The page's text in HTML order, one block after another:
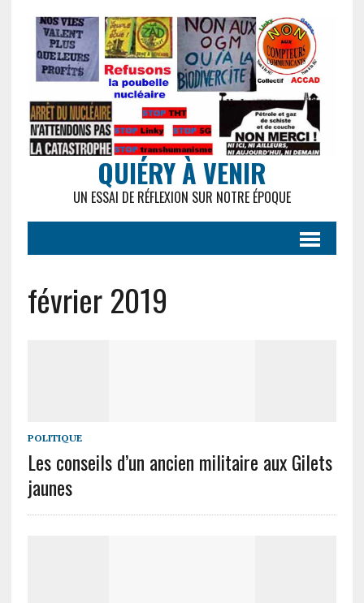
QUIÉRY À VENIR
UN ESSAI DE RÉFLEXION SUR NOTRE ÉPOQUE
février 2019
POLITIQUE
Les conseils d’un ancien militaire aux Gilets
jaunes